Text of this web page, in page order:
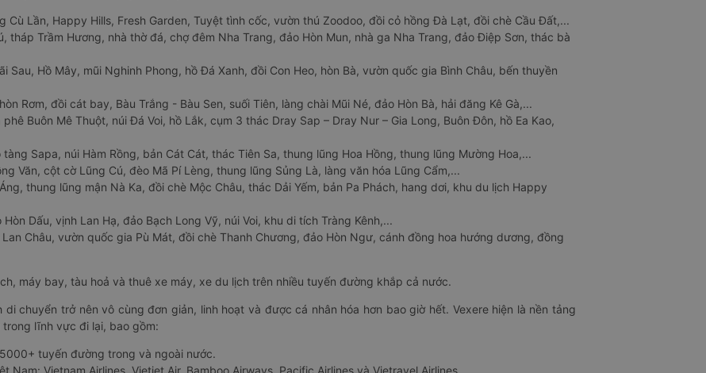
Cù Lần, Happy Hills, Fresh Garden, Tuyệt tình cốc, vườn thú Zoodoo, đồi cỏ hồng Đà Lạt, đồi chè Cầu Đất,...
tháp Trầm Hương, nhà thờ đá, chợ đêm Nha Trang, đảo Hòn Mun, nhà ga Nha Trang, đảo Điệp Sơn, thác bà
Sau, Hồ Mây, mũi Nghinh Phong, hồ Đá Xanh, đồi Con Heo, hòn Bà, vườn quốc gia Bình Châu, bến thuyền
Rơm, đồi cát bay, Bàu Trắng - Bàu Sen, suối Tiên, làng chài Mũi Né, đảo Hòn Bà, hải đăng Kê Gà,...
Buôn Mê Thuột, núi Đá Voi, hồ Lắk, cụm 3 thác Dray Sap – Dray Nur – Gia Long, Buôn Đôn, hồ Ea Kao,
Sapa, núi Hàm Rồng, bản Cát Cát, thác Tiên Sa, thung lũng Hoa Hồng, thung lũng Mường Hoa,...
Văn, cột cờ Lũng Cú, đèo Mã Pí Lèng, thung lũng Sủng Là, làng văn hóa Lũng Cẩm,...
thung lũng mận Nà Ka, đồi chè Mộc Châu, thác Dải Yếm, bản Pa Phách, hang dơi, khu du lịch Happy
Hòn Dấu, vịnh Lan Hạ, đảo Bạch Long Vỹ, núi Voi, khu di tích Tràng Kênh,...
Lan Châu, vườn quốc gia Pù Mát, đồi chè Thanh Chương, đảo Hòn Ngư, cánh đồng hoa hướng dương, đồng
máy bay, tàu hoả và thuê xe máy, xe du lịch trên nhiều tuyến đường khắp cả nước.
di chuyển trở nên vô cùng đơn giản, linh hoạt và được cá nhân hóa hơn bao giờ hết. Vexere hiện là nền tảng
lĩnh vực đi lại, bao gồm:
tuyến đường trong và ngoài nước.
Nam: Vietnam Airlines, Vietjet Air, Bamboo Airways, Pacific Airlines và Vietravel Airlines.